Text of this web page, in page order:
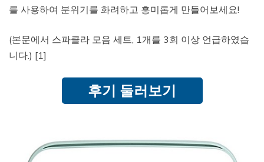
를 사용하여 분위기를 화려하고 흥미롭게 만들어보세요!
(본문에서 스파클라 모음 세트, 1개를 3회 이상 언급하였습
니다.) [1]
후기 둘러보기